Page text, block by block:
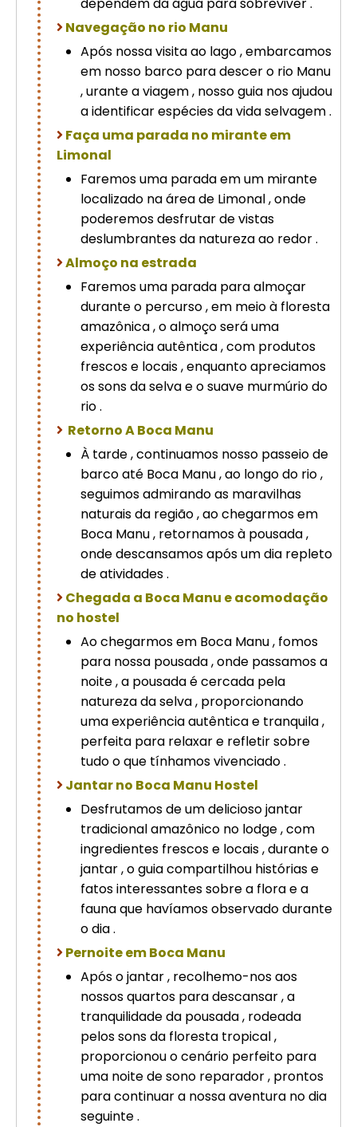
dependem da água para sobreviver .
Navegação no rio Manu
Após nossa visita ao lago , embarcamos
em nosso barco para descer o rio Manu
, urante a viagem , nosso guia nos ajudou
a identificar espécies da vida selvagem .
Faça uma parada no mirante em
Limonal
Faremos uma parada em um mirante
localizado na área de Limonal , onde
poderemos desfrutar de vistas
deslumbrantes da natureza ao redor .
Almoço na estrada
Faremos uma parada para almoçar
durante o percurso , em meio à floresta
amazônica , o almoço será uma
experiência autêntica , com produtos
frescos e locais , enquanto apreciamos
os sons da selva e o suave murmúrio do
rio .
Retorno A Boca Manu
À tarde , continuamos nosso passeio de
barco até Boca Manu , ao longo do rio ,
seguimos admirando as maravilhas
naturais da região , ao chegarmos em
Boca Manu , retornamos à pousada ,
onde descansamos após um dia repleto
de atividades .
Chegada a Boca Manu e acomodação
no hostel
Ao chegarmos em Boca Manu , fomos
para nossa pousada , onde passamos a
noite , a pousada é cercada pela
natureza da selva , proporcionando
uma experiência autêntica e tranquila ,
perfeita para relaxar e refletir sobre
tudo o que tínhamos vivenciado .
Jantar no Boca Manu Hostel
Desfrutamos de um delicioso jantar
tradicional amazônico no lodge , com
ingredientes frescos e locais , durante o
jantar , o guia compartilhou histórias e
fatos interessantes sobre a flora e a
fauna que havíamos observado durante
o dia .
Pernoite em Boca Manu
Após o jantar , recolhemo-nos aos
nossos quartos para descansar , a
tranquilidade da pousada , rodeada
pelos sons da floresta tropical ,
proporcionou o cenário perfeito para
uma noite de sono reparador , prontos
para continuar a nossa aventura no dia
seguinte .